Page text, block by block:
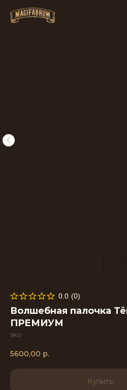
0.0 (0)
Волшебная палочка
ПРЕМИУМ
SKU:
5600,00 р.
Купить